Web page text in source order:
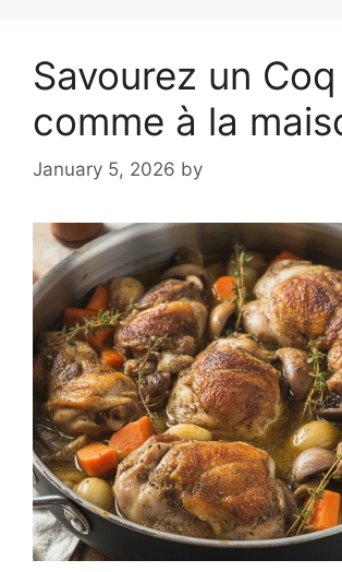
Savourez un
comme à la
January 5, 2026 by